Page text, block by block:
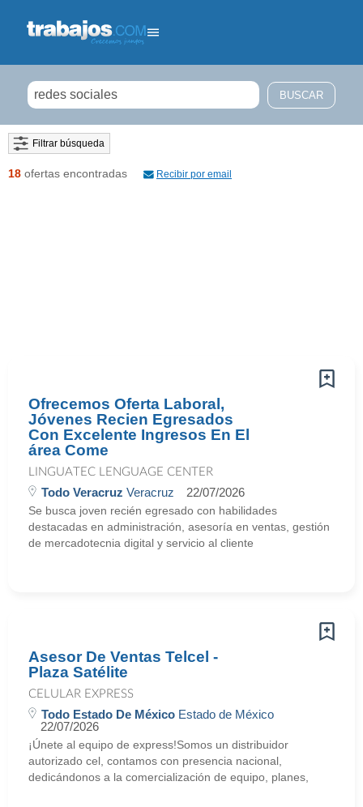
Filtrar búsqueda
18 ofertas encontradas Recibir por email
Ofrecemos Oferta Laboral,
Jóvenes Recien Egresados
Con Excelente Ingresos En El
área Come
LINGUATEC LENGUAGE CENTER
Todo Veracruz Veracruz 22/07/2026
Se busca joven recién egresado con habilidades
destacadas en administración, asesoría en ventas, gestión
de mercadotecnia digital y servicio al cliente
Asesor De Ventas Telcel -
Plaza Satélite
CELULAR EXPRESS
Todo Estado De México Estado de México
22/07/2026
¡Únete al equipo de express!Somos un distribuidor
autorizado cel, contamos con presencia nacional,
dedicándonos a la comercialización de equipo, planes,